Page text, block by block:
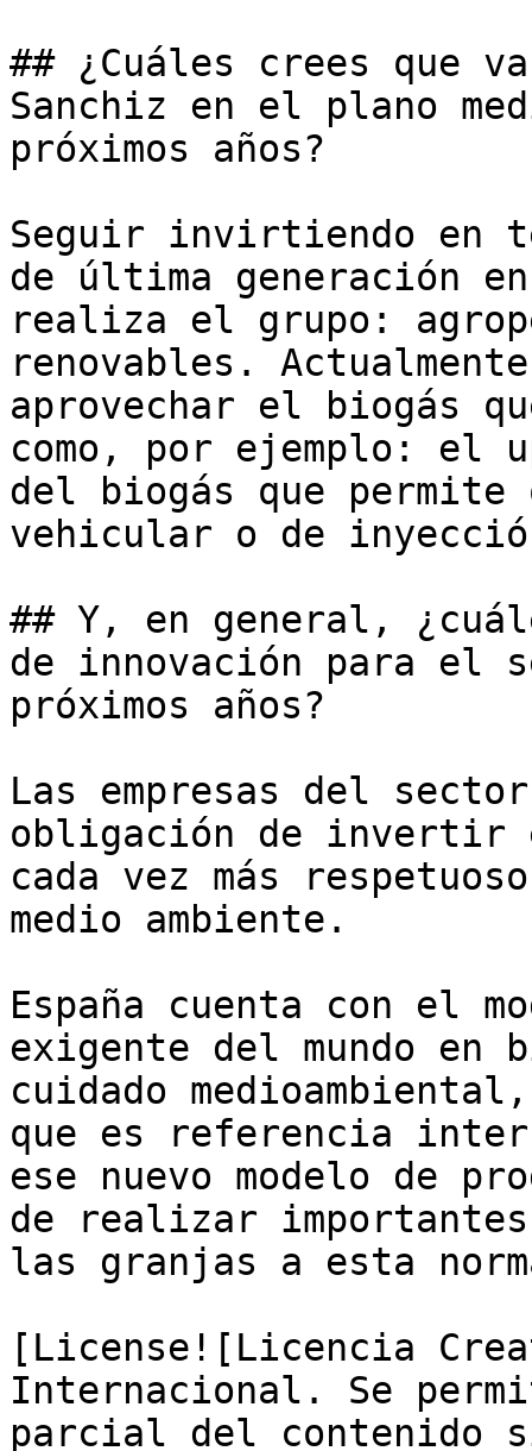
## ¿Cuáles crees que
Sanchiz en el plano
próximos años?
Seguir invirtiendo en
de última generación
realiza el grupo:
renovables.
aprovechar el biogás
como, por ejemplo: el
del biogás que permite
vehicular o de
## Y, en general,
de innovación para el
próximos años?
Las empresas del
obligación de invertir
cada vez más
medio ambiente.
España cuenta con el
exigente del mundo en
cuidado
que es referencia
ese nuevo modelo de
de realizar
las granjas a esta
[License![Licencia
Internacional. Se
parcial del contenido